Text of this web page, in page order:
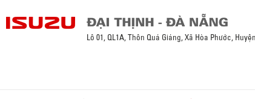
Lô 01, QL1A, Thôn Quá Giáng, Xã Hòa Phước,